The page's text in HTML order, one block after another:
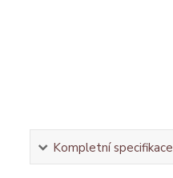
Kompletní specifikace